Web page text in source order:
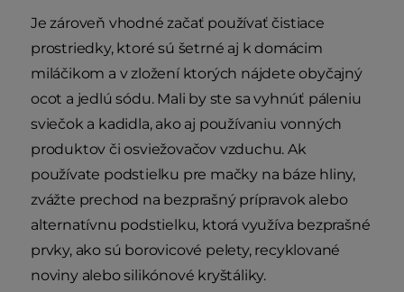
Je zároveň vhodné začať používať čistiace
prostriedky, ktoré sú šetrné aj k domácim
miláčikom a v zložení ktorých nájdete obyčajný
ocot a jedlú sódu. Mali by ste sa vyhnúť páleniu
sviečok a kadidla, ako aj používaniu vonných
produktov či osviežovačov vzduchu. Ak
používate podstielku pre mačky na báze hliny,
zvážte prechod na bezprašný prípravok alebo
alternatívnu podstielku, ktorá využíva bezprašné
prvky, ako sú borovicové pelety, recyklované
noviny alebo silikónové kryštáliky.